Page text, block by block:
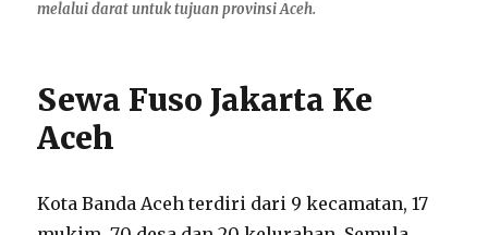
melalui darat untuk tujuan provinsi Aceh.
Sewa Fuso Jakarta Ke
Aceh
Kota Banda Aceh terdiri dari 9 kecamatan, 17